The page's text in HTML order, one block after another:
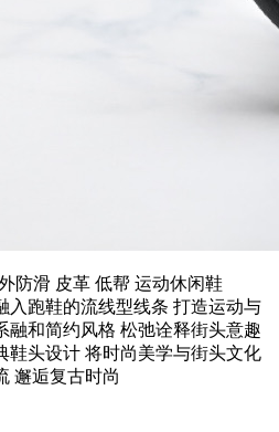
防滑 皮革 低帮 运动休闲鞋
入跑鞋的流线型线条 打造运动与
融和简约风格 松弛诠释街头意趣
鞋头设计 将时尚美学与街头文化
邂逅复古时尚